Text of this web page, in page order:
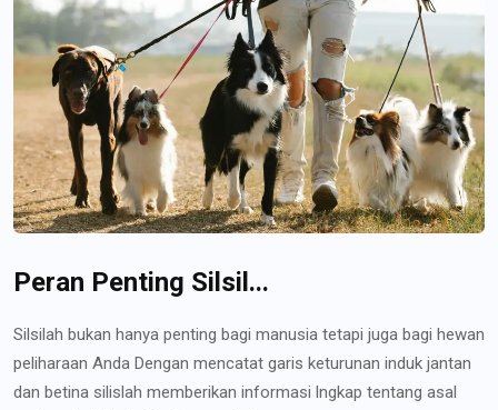
Peran Penting Silsil...
Silsilah bukan hanya penting bagi manusia tetapi juga bagi hewan
peliharaan Anda Dengan mencatat garis keturunan induk jantan
dan betina silislah memberikan informasi lngkap tentang asal